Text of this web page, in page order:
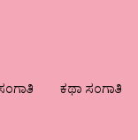
ಕಥಾ ಸಂಗಾತಿ